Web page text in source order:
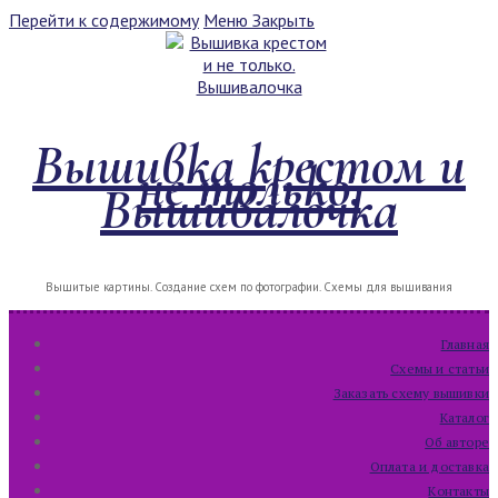
Перейти к содержимому Меню Закрыть
Вышивка крестом и
не только.
Вышивалочка
Вышитые картины. Создание схем по фотографии. Схемы для вышивания
Главная
Схемы и статьи
Заказать схему вышивки
Каталог
Об авторе
Оплата и доставка
Контакты